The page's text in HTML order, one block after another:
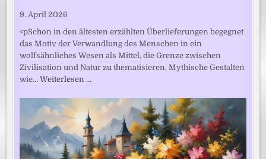
9. April 2026
<pSchon in den ältesten erzählten Überlieferungen begegnet
das Motiv der Verwandlung des Menschen in ein
wolfsähnliches Wesen als Mittel, die Grenze zwischen
Zivilisation und Natur zu thematisieren. Mythische Gestalten
wie…Weiterlesen …